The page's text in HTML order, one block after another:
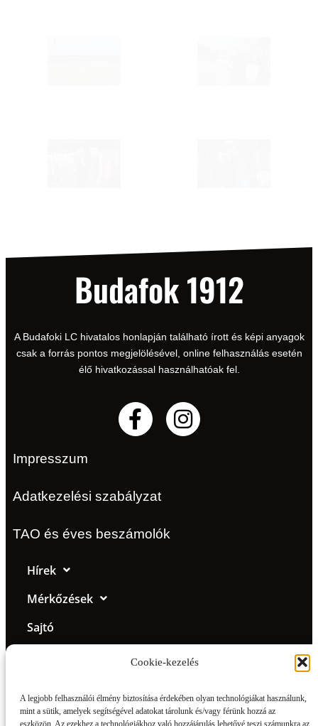
Cookie-kezelés
A legjobb felhasználói élmény biztosítása érdekében olyan technológiákat használunk,
mint a sütik, amelyek segítségével adatokat tárolunk és/vagy férünk hozzá az
eszközön. Az ezekhez a technológiákhoz való hozzájárulás lehetővé teszi számunkra az
Budafok 1912
A Budafoki LC hivatalos honlapján található írott és képi anyagok
csak a forrás pontos megjelölésével, online felhasználás esetén
élő hivatkozással használhatóak fel.
Impresszum
Adatkezelési szabályzat
TAO és éves beszámolók
Hírek
Mérkőzések
Sajtó
Galéria